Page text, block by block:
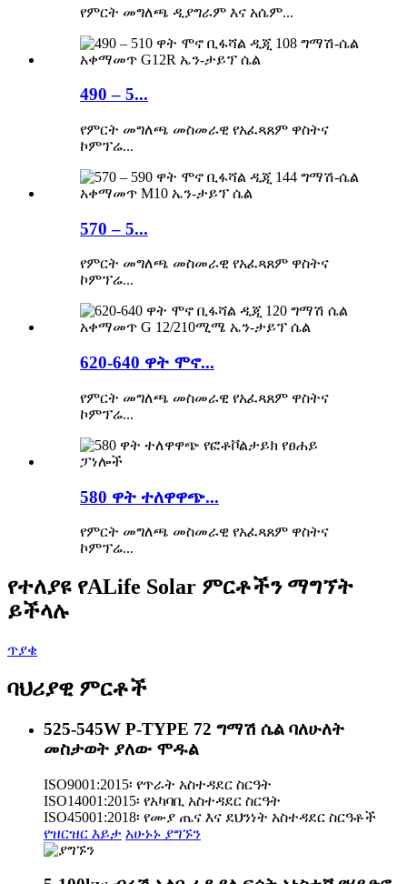
የምርት መግለጫ ዲያግራም እና አሴም...
490 – 5...
የምርት መግለጫ መስመራዊ የአፈጻጸም ዋስትና
ኮምፕሬ...
570 – 5...
የምርት መግለጫ መስመራዊ የአፈጻጸም ዋስትና
ኮምፕሬ...
620-640 ዋት ሞኖ...
የምርት መግለጫ መስመራዊ የአፈጻጸም ዋስትና
ኮምፕሬ...
580 ዋት ተለዋዋጭ...
የምርት መግለጫ መስመራዊ የአፈጻጸም ዋስትና
ኮምፕሬ...
የተለያዩ የALife Solar ምርቶችን ማግኘት
ይችላሉ
ጥያቄ
ባህሪያዊ ምርቶች
525-545W P-TYPE 72 ግማሽ ሴል ባለሁለት
መስታወት ያለው ሞዱል
ISO9001:2015፡ የጥራት አስተዳደር ስርዓት
ISO14001:2015፡ የአካባቢ አስተዳደር ስርዓት
ISO45001:2018፡ የሙያ ጤና እና ደህንነት አስተዳደር ስርዓቶች
የዝርዝር እይታ አሁኑኑ ያግኙን